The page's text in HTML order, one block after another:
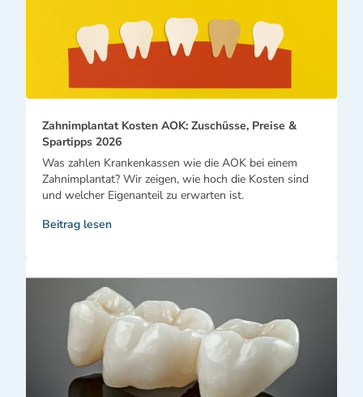
Zahnimplantat Kosten AOK: Zuschüsse, Preise &
Spartipps 2026
Was zahlen Krankenkassen wie die AOK bei einem
Zahnimplantat? Wir zeigen, wie hoch die Kosten sind
und welcher Eigenanteil zu erwarten ist.
Beitrag lesen